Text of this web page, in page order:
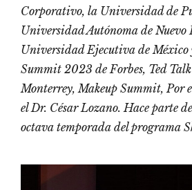
Corporativo, la Universidad de
Universidad Autónoma de Nuevo
Universidad Ejecutiva de México
Summit 2023 de Forbes, Ted
Monterrey, Makeup Summit, Por
el Dr. César Lozano. Hace parte
octava temporada del programa